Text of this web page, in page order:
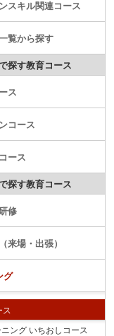
スキル関連コース
覧から探す
探す教育コース
ス
コース
ース
探す教育コース
修
来場・出張）
グ
ス
ング いちおしコース